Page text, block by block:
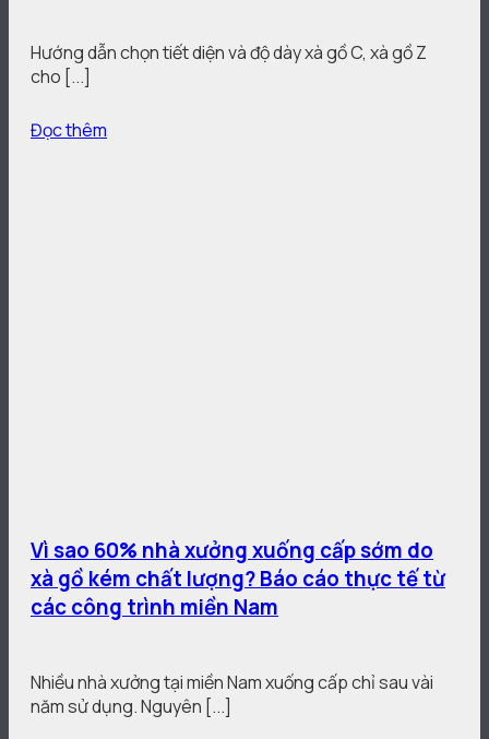
Hướng dẫn chọn tiết diện và độ dày xà gồ C, xà gồ Z
cho [...]
Đọc thêm
Vì sao 60% nhà xưởng xuống cấp sớm do
xà gồ kém chất lượng? Báo cáo thực tế từ
các công trình miền Nam
Nhiều nhà xưởng tại miền Nam xuống cấp chỉ sau vài
năm sử dụng. Nguyên [...]